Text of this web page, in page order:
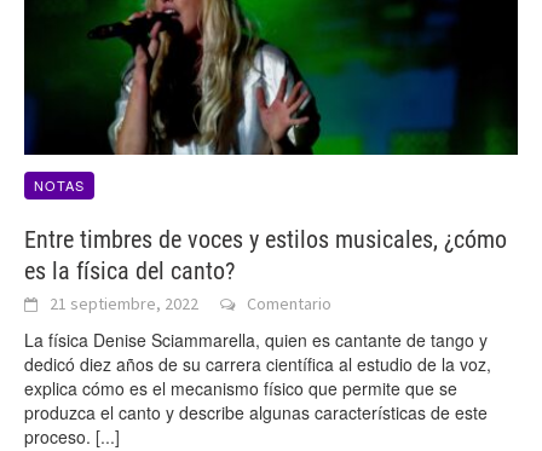
NOTAS
Entre timbres de voces y estilos musicales, ¿cómo
es la física del canto?
21 septiembre, 2022 Comentario
La física Denise Sciammarella, quien es cantante de tango y
dedicó diez años de su carrera científica al estudio de la voz,
explica cómo es el mecanismo físico que permite que se
produzca el canto y describe algunas características de este
proceso. [...]